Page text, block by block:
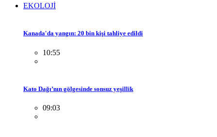
EKOLOJİ
Kanada'da yangın: 20 bin kişi tahliye edildi
10:55
Kato Dağı’nın gölgesinde sonsuz yeşillik
09:03